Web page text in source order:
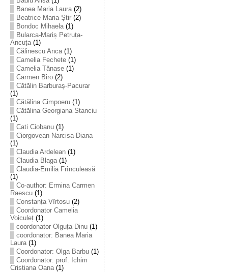
Banea Maria Laura(2)
Beatrice Maria Știr(2)
Bondoc Mihaela(1)
Bularca-Mariș Petruța-
Ancuța(1)
Călinescu Anca(1)
Camelia Fechete(1)
Camelia Tănase(1)
Carmen Biro(2)
Cătălin Barburaș-Pacurar
(1)
Cătălina Cimpoeru(1)
Cătălina Georgiana Stanciu
(1)
Cati Ciobanu(1)
Ciorgovean Narcisa-Diana
(1)
Claudia Ardelean(1)
Claudia Blaga(1)
Claudia-Emilia Frînculeasă
(1)
Co-author: Ermina Carmen
Raescu(1)
Constanța Vîrtosu(2)
Coordonator Camelia
Voiculeț(1)
coordonator Olguța Dinu(1)
coordonator: Banea Maria
Laura(1)
Coordonator: Olga Barbu(1)
Coordonator: prof. Ichim
Cristiana Oana(1)